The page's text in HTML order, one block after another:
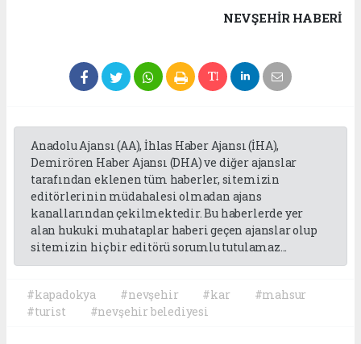
NEVŞEHIR HABERİ
Anadolu Ajansı (AA), İhlas Haber Ajansı (İHA),
Demirören Haber Ajansı (DHA) ve diğer ajanslar
tarafından eklenen tüm haberler, sitemizin
editörlerinin müdahalesi olmadan ajans
kanallarından çekilmektedir. Bu haberlerde yer
alan hukuki muhataplar haberi geçen ajanslar olup
sitemizin hiç bir editörü sorumlu tutulamaz...
#kapadokya #nevşehir #kar
#mahsur
#turist
#nevşehir belediyesi